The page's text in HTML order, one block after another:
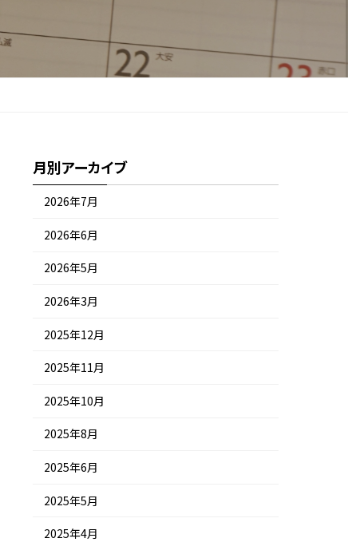
月別アーカイブ
2026年7月
2026年6月
2026年5月
2026年3月
2025年12月
2025年11月
2025年10月
2025年8月
2025年6月
2025年5月
2025年4月